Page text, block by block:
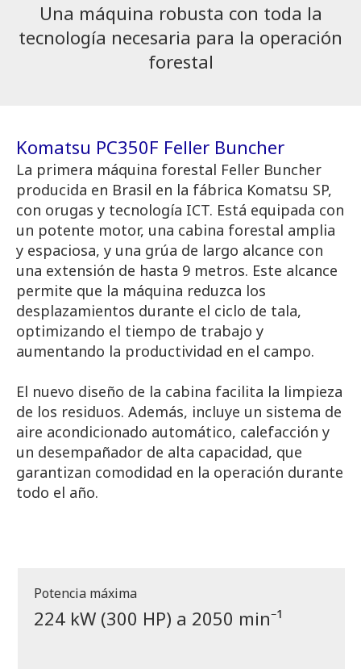
Una máquina robusta con toda la
tecnología necesaria para la operación
forestal
Komatsu PC350F Feller Buncher
La primera máquina forestal Feller Buncher
producida en Brasil en la fábrica Komatsu SP,
con orugas y tecnología ICT. Está equipada con
un potente motor, una cabina forestal amplia
y espaciosa, y una grúa de largo alcance con
una extensión de hasta 9 metros. Este alcance
permite que la máquina reduzca los
desplazamientos durante el ciclo de tala,
optimizando el tiempo de trabajo y
aumentando la productividad en el campo.
El nuevo diseño de la cabina facilita la limpieza
de los residuos. Además, incluye un sistema de
aire acondicionado automático, calefacción y
un desempañador de alta capacidad, que
garantizan comodidad en la operación durante
todo el año.
Potencia máxima
224 kW (300 HP) a 2050 min⁻¹